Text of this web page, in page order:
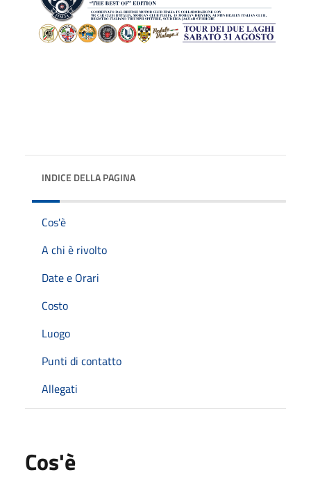
INDICE DELLA PAGINA
Cos'è
A chi è rivolto
Date e Orari
Costo
Luogo
Punti di contatto
Allegati
Cos'è